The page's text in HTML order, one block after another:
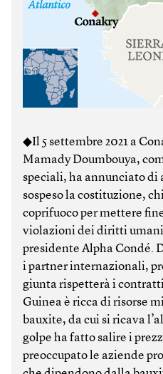
◆Il 5 settembre 2021 a
Mamady Doumbouya,
speciali, ha annunciato di
sospeso la costituzione,
coprifuoco per mettere
violazioni dei diritti
presidente Alpha Condé.
i partner internazionali,
giunta rispetterà i
Guinea è ricca di risorse
bauxite, da cui si ricava
golpe ha fatto salire i
preoccupato le aziende